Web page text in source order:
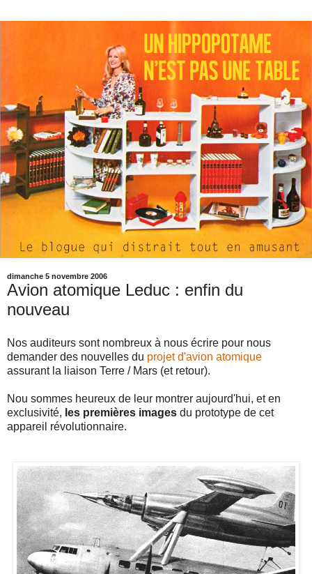
dimanche 5 novembre 2006
Avion atomique Leduc : enfin du
nouveau
Nos auditeurs sont nombreux à nous écrire pour nous
demander des nouvelles du projet d'avion atomique
assurant la liaison Terre / Mars (et retour).
Nou sommes heureux de leur montrer aujourd'hui, et en
exclusivité, les premières images du prototype de cet
appareil révolutionnaire.